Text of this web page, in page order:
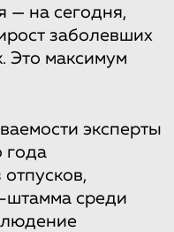
— на сегодня,
заболевших
Это максимум
эксперты
года
штамма среди